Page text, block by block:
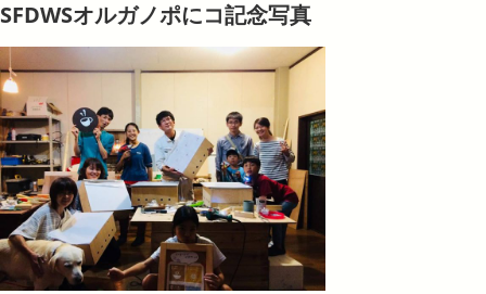
SFDWSオルガノポにコ記念写真